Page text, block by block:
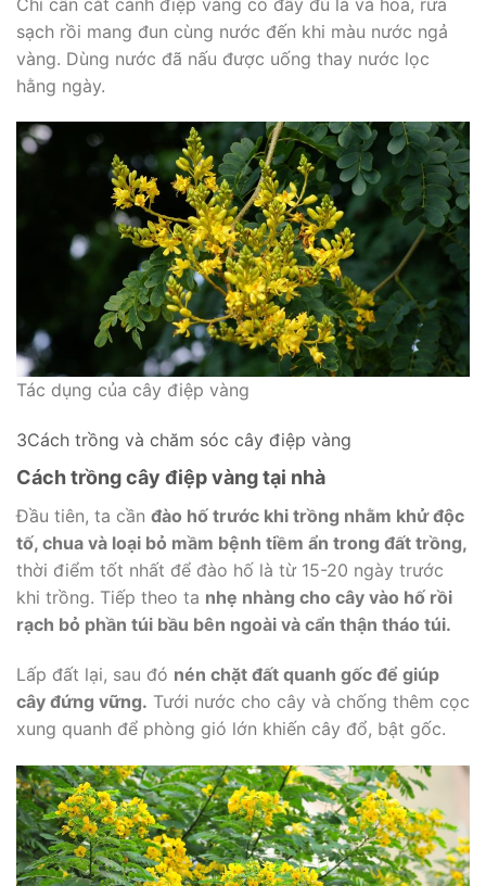
sạch rồi mang đun cùng nước đến khi màu nước ngả
vàng. Dùng nước đã nấu được uống thay nước lọc
hằng ngày.
Tác dụng của cây điệp vàng
3Cách trồng và chăm sóc cây điệp vàng
Cách trồng cây điệp vàng tại nhà
Đầu tiên, ta cần đào hố trước khi trồng nhằm khử độc
tố, chua và loại bỏ mầm bệnh tiềm ẩn trong đất trồng,
thời điểm tốt nhất để đào hố là từ 15-20 ngày trước
khi trồng. Tiếp theo ta nhẹ nhàng cho cây vào hố rồi
rạch bỏ phần túi bầu bên ngoài và cẩn thận tháo túi.
Lấp đất lại, sau đó nén chặt đất quanh gốc để giúp
cây đứng vững. Tưới nước cho cây và chống thêm cọc
xung quanh để phòng gió lớn khiến cây đổ, bật gốc.